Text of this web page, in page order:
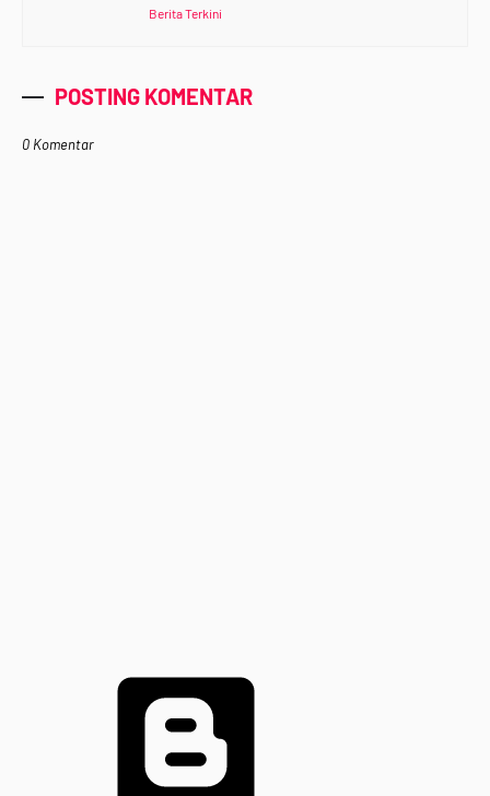
Berita Terkini
POSTING KOMENTAR
0 Komentar